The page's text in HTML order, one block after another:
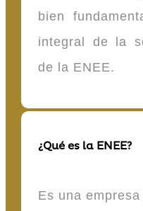
bien
integral de la
de la ENEE.
¿Qué es la ENEE?
Es una